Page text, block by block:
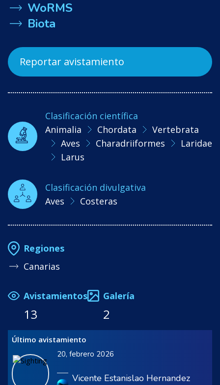
WoRMS
Biota
Reportar avistamiento
Clasificación científica
Animalia
Chordata
Vertebrata
Aves
Charadriiformes
Laridae
Larus
Clasificación divulgativa
Aves
Costeras
Regiones
Canarias
Avistamientos
13
Galería
2
Último avistamiento
20, febrero 2026
Vicente Estanislao Hernandez